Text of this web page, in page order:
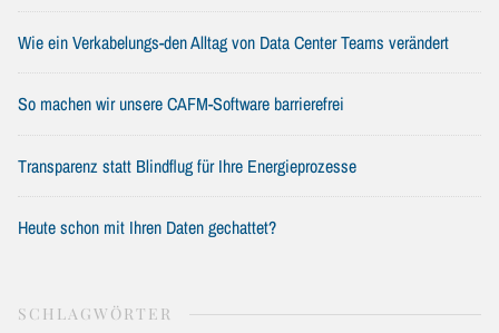
Wie ein Verkabelungs-den Alltag von Data Center Teams verändert
So machen wir unsere CAFM-Software barrierefrei
Transparenz statt Blindflug für Ihre Energieprozesse
Heute schon mit Ihren Daten gechattet?
SCHLAGWÖRTER